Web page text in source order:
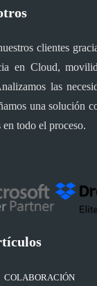
clientes
en Cloud,
las
una solución
en todo el proceso.
COLABORACIÓN